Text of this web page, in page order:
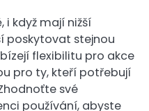
i když mají nižší
poskytovat stejnou
flexibilitu pro akce
pro ty, kteří potřebují
své
používání, abyste